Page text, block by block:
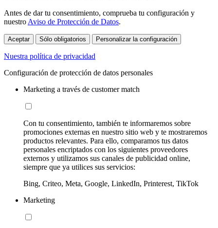
Antes de dar tu consentimiento, comprueba tu configuración y
nuestro Aviso de Protección de Datos.
Aceptar Sólo obligatorios Personalizar la configuración
Nuestra política de privacidad
Configuración de protección de datos personales
Marketing a través de customer match
Con tu consentimiento, también te informaremos sobre
promociones externas en nuestro sitio web y te mostraremos
productos relevantes. Para ello, comparamos tus datos
personales encriptados con los siguientes proveedores
externos y utilizamos sus canales de publicidad online,
siempre que ya utilices sus servicios:
Bing, Criteo, Meta, Google, LinkedIn, Printerest, TikTok
Marketing